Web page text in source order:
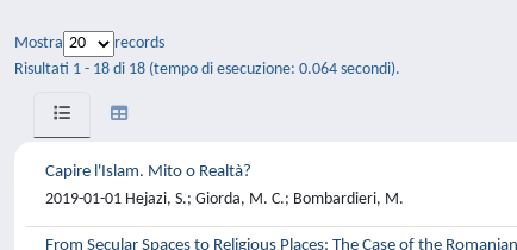
Mostra
records
Risultati 1 - 18 di 18 (tempo di esecuzione: 0.064 secondi).
Capire l'Islam. Mito o Realtà?
2019-01-01 Hejazi, S.; Giorda, M. C.; Bombardieri, M.
From Secular Spaces to Religious Places: The Case of the